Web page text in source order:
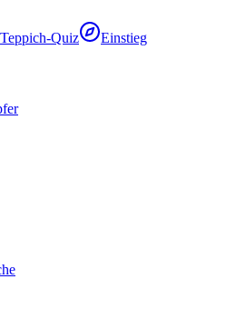
Teppich-Quiz
Einstieg